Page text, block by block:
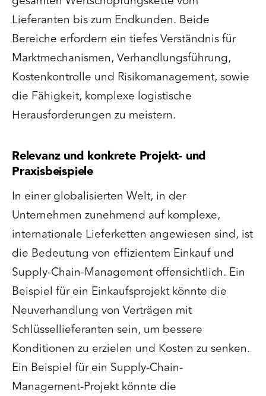
Lieferanten bis zum Endkunden. Beide
Bereiche erfordern ein tiefes Verständnis für
Marktmechanismen, Verhandlungsführung,
Kostenkontrolle und Risikomanagement, sowie
die Fähigkeit, komplexe logistische
Herausforderungen zu meistern.
Relevanz und konkrete Projekt- und
Praxisbeispiele
In einer globalisierten Welt, in der
Unternehmen zunehmend auf komplexe,
internationale Lieferketten angewiesen sind, ist
die Bedeutung von effizientem Einkauf und
Supply-Chain-Management offensichtlich. Ein
Beispiel für ein Einkaufsprojekt könnte die
Neuverhandlung von Verträgen mit
Schlüssellieferanten sein, um bessere
Konditionen zu erzielen und Kosten zu senken.
Ein Beispiel für ein Supply-Chain-
Management-Projekt könnte die